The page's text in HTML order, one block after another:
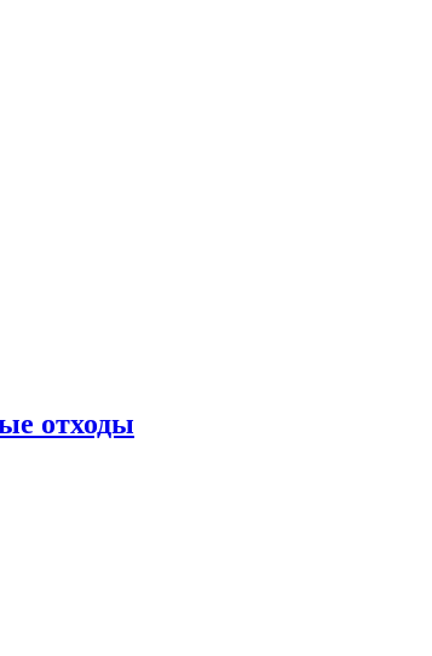
отходы